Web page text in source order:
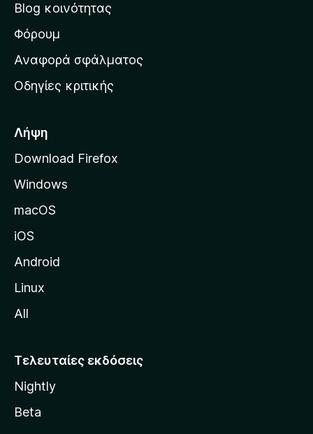
α
ρ
χ
κ
σ
λ
ί
τ
η
o
i
l
a
Blog κοινότητας
Φόρουμ
Αναφορά σφάλματος
Οδηγίες κριτικής
Λήψη
Download Firefox
Windows
macOS
iOS
Android
Linux
All
Τελευταίες εκδόσεις
Nightly
Beta